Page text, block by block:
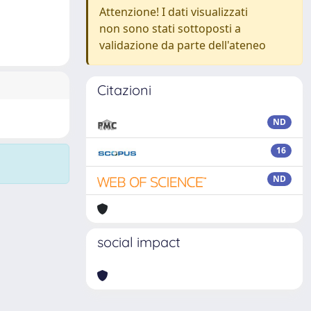
Attenzione! I dati visualizzati
non sono stati sottoposti a
validazione da parte dell'ateneo
Citazioni
ND
16
ND
social impact